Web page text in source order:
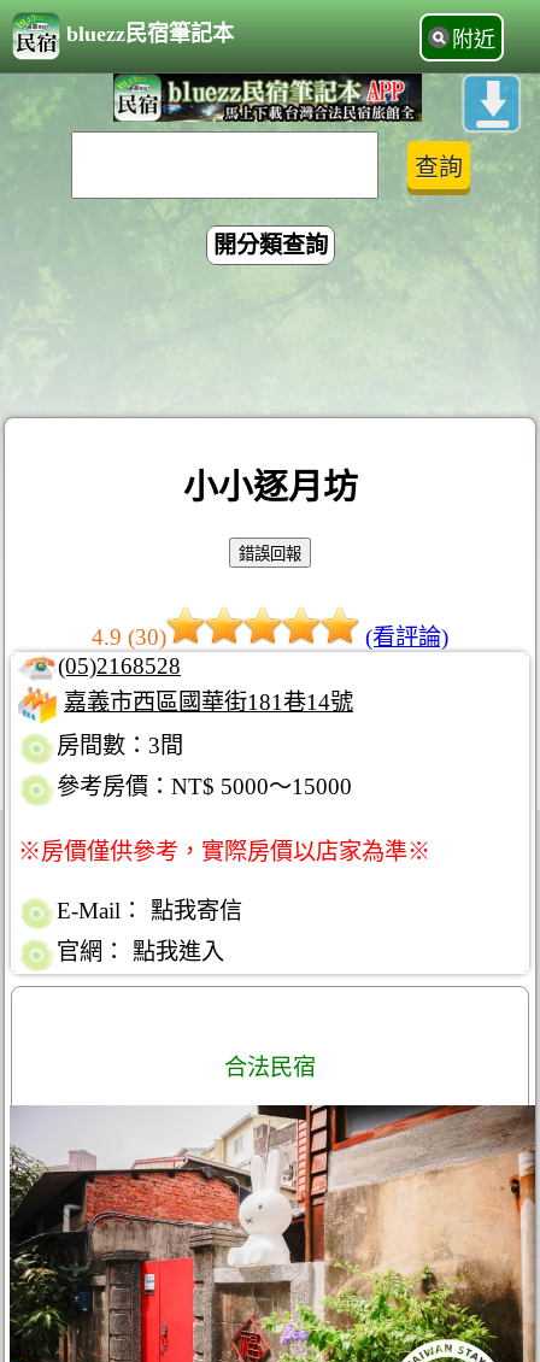
bluezz民宿筆記本 附近
開分類查詢
小小逐月坊
4.9 (30)
(看評論)
(05)2168528
嘉義市西區國華街181巷14號
房間數：3間
參考房價：NT$ 5000～15000
※房價僅供參考，實際房價以店家為準※
E-Mail：
點我寄信
官網：
點我進入
合法民宿